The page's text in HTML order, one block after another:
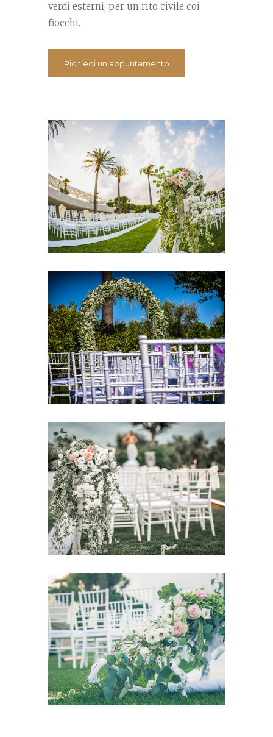
verdi esterni, per un rito civile coi
fiocchi.
Richiedi un appuntamento